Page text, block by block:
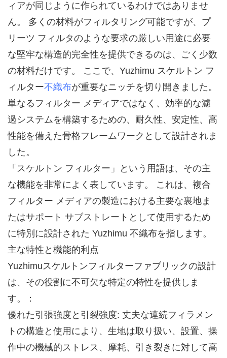
ィアが同じように作られているわけではありませ
ん。 多くの材料がフィルタリング可能ですが、プ
リーツ フィルタのような要求の厳しい用途に必要
な堅牢な構造的完全性を提供できるのは、ごく少数
の材料だけです。 ここで、Yuzhimu スケルトン フ
ィルター不織布が重要なニッチを切り開きました。
単なるフィルター メディアではなく、効率的な濾
過システムを構築するための、耐久性、安定性、高
性能を備えた骨格フレームワークとして設計されま
した。
「スケルトン フィルター」という用語は、その主
な機能を非常によく表しています。 これは、複合
フィルター メディアの製造における主要な裏地ま
たはサポート サブストレートとして使用するため
に特別に設計された Yuzhimu 不織布を指します。
主な特性と機能的利点
Yuzhimuスケルトンフィルターファブリックの設計
は、その役割に不可欠な特定の特性を提供しま
す。：
優れた引張強度と引裂強度: 丈夫な連続フィラメン
トの構造と使用により、生地は取り扱い、設置、操
作中の機械的ストレス、摩耗、引き裂きに対して高